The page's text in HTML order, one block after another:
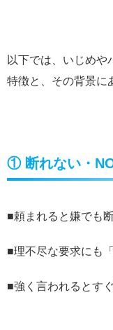
以下では、いじめや
特徴と、その背景に
① 断れない・
■頼まれると嫌でも
■理不尽な要求にも
■強く言われるとす